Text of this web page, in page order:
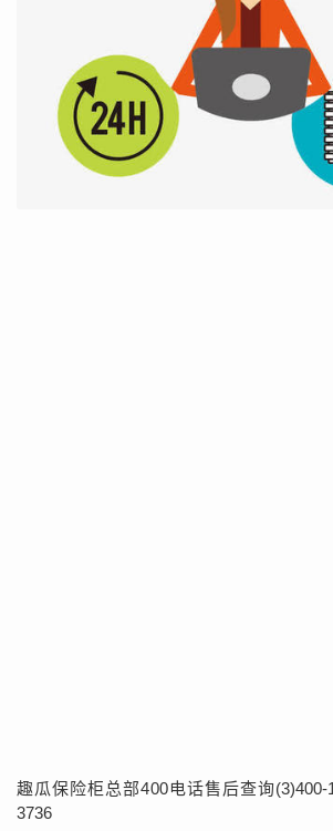
趣瓜保险柜总部400电话售后查询(3)400-
3736